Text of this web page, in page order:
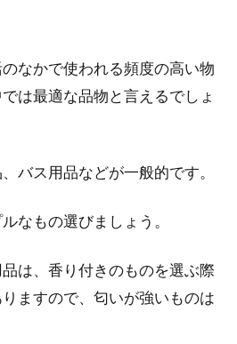
なかで使われる頻度の高い物
は最適な品物と言えるでしょ
バス用品などが一般的です。
なもの選びましょう。
は、香り付きのものを選ぶ際
ますので、匂いが強いものは